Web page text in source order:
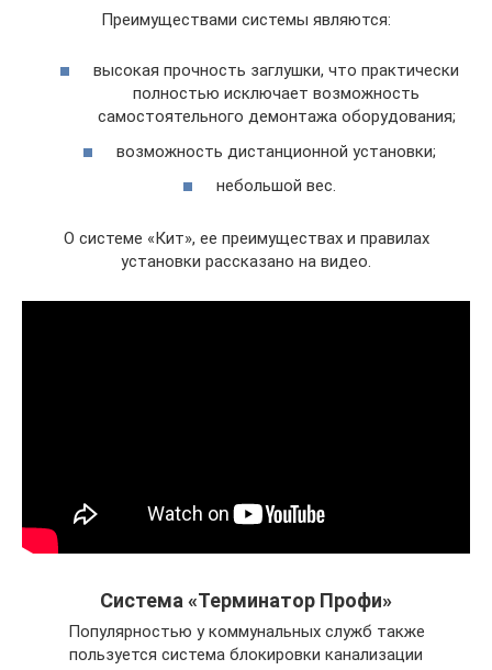
Преимуществами системы являются:
высокая прочность заглушки, что практически
полностью исключает возможность
самостоятельного демонтажа оборудования;
возможность дистанционной установки;
небольшой вес.
О системе «Кит», ее преимуществах и правилах
установки рассказано на видео.
Система «Терминатор Профи»
Популярностью у коммунальных служб также
пользуется система блокировки канализации